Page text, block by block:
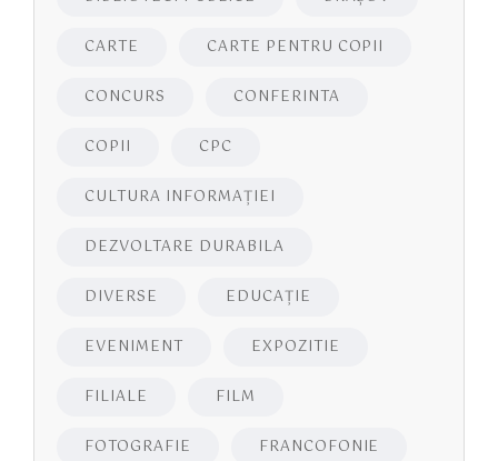
CARTE CARTE PENTRU COPII
CONCURS CONFERINTA
COPII CPC
CULTURA INFORMAŢIEI
DEZVOLTARE DURABILA
DIVERSE EDUCAŢIE
EVENIMENT EXPOZITIE
FILIALE FILM
FOTOGRAFIE FRANCOFONIE